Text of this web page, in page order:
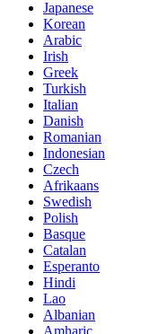
Japanese
Korean
Arabic
Irish
Greek
Turkish
Italian
Danish
Romanian
Indonesian
Czech
Afrikaans
Swedish
Polish
Basque
Catalan
Esperanto
Hindi
Lao
Albanian